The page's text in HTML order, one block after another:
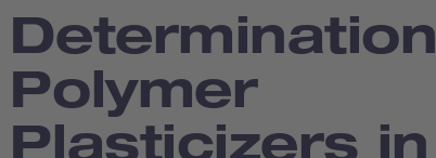
Polymer
Plasticizers in